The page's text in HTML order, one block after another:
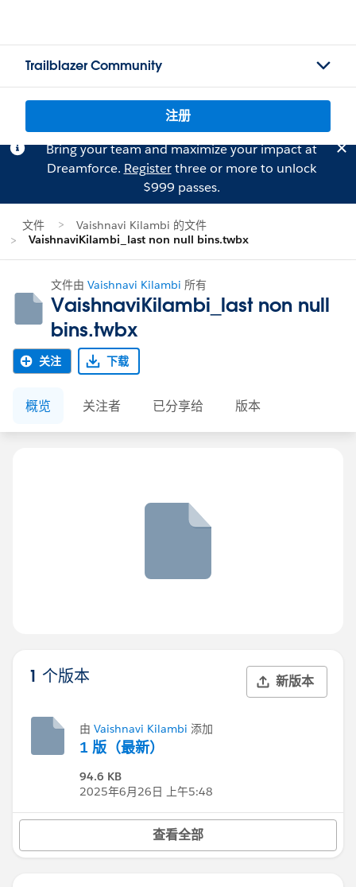
Trailblazer Community
注册
Bring your team and maximize your impact at
Dreamforce. Registerthree or more to unlock
$999 passes.
文件
Vaishnavi Kilambi 的文件
VaishnaviKilambi_last non null bins.twbx
文件由 Vaishnavi Kilambi 所有
VaishnaviKilambi_last non null
bins.twbx
关注 下载
概览 关注者 已分享给 版本
1 个版本 新版本
由 Vaishnavi Kilambi 添加
1 版（最新）
94.6 KB
2025年6月26日 上午5:48
查看全部